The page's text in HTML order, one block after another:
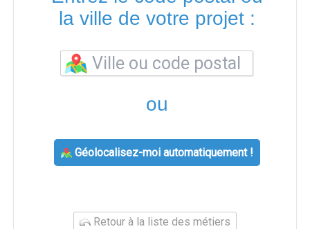
la ville de votre projet :
ou
Géolocalisez-moi automatiquement !
Retour à la liste des métiers